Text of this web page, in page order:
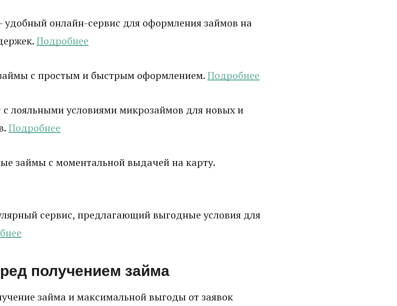
удобный онлайн-сервис для оформления займов на
Подробнее
с простым и быстрым оформлением.Подробнее
с лояльными условиями микрозаймов для новых и
Подробнее
займы с моментальной выдачей на карту.
сервис, предлагающий выгодные условия для
получением займа
займа и максимальной выгоды от заявок